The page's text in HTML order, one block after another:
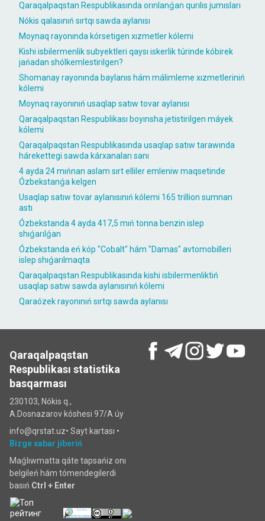
Qaraqalpaqstan Respublikasında orınlanǵan qurılıs jumısları
Nókis qalasınıń sırtqı sawda aylanısı
Moynaq rayonında kórsetigen xızmetler kólemi
Kishi isbilermenlik subyektleri qaysı iskerlik túrinde kóbirek
jańadan shólkemlestirilgen?
Shomanay rayonında baylanıs hám málimleme xızmetleriniń
kólemi
Moynaq rayonınıń usaqlap satıw tovar aylanısı
Qaraqalpaqstan Respublikası boyınsha jetistirilgen máyek
kólemi
Qaraqalpaqstan Respublikasında usaqlap satıw tarawında
hárekettegi sawda kárxanaları sanı
4 ayda 24 mıńnan aslam sırt elliler emleniw maqsetinde
Ózbekstanǵa kelgen
Usaqlap satıw tovar aylanısınıń kólemi 165 trillion sumnan
astı
Ózbekstanda 4 ayda 417,5 mıń tonna benzin islep
shıǵarılǵan
Ózbekstanda eń kóp "Cobalt" hám "Damas" avtomobilleri
islep shıǵarılmaqta
Qaraqalpaqstan Respublikasında kishi isbilermenliktiń
usaqlap satıw sawda aylanısınıń kólemi
Qaraózek rayonınıń sırtqı sawda aylanısı
Qaraqalpaqstan
Respublikası statistika
basqarması
230103, Nókis q.,
A.Dosnazarov kóshesi 97/A úy
info@qrstat.uz• Sayt kartası •
Bizge xabar jiberiń
Maǵlıwmatta qáte tapsańiz onı
belgileń hám tómendegilerdi
basıń Ctrl + Enter